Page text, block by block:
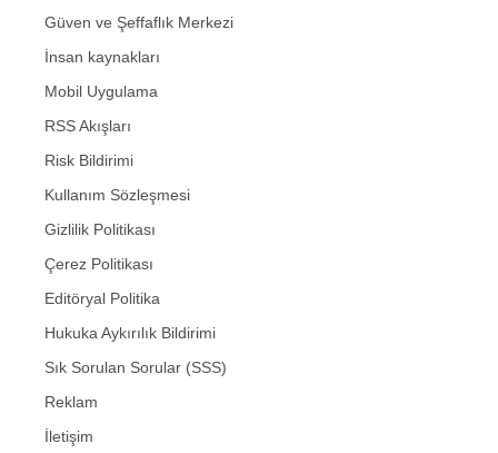
Güven ve Şeffaflık Merkezi
İnsan kaynakları
Mobil Uygulama
RSS Akışları
Risk Bildirimi
Kullanım Sözleşmesi
Gizlilik Politikası
Çerez Politikası
Editöryal Politika
Hukuka Aykırılık Bildirimi
Sık Sorulan Sorular (SSS)
Reklam
İletişim